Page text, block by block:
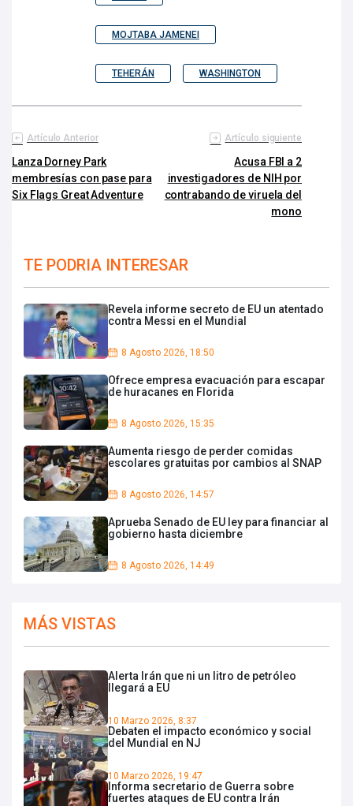
MOJTABA JAMENEI
TEHERÁN WASHINGTON
Artículo Anterior
Lanza Dorney Park
membresías con pase para
Six Flags Great Adventure
Artículo siguiente
Acusa FBI a 2
investigadores de NIH por
contrabando de viruela del
mono
TE PODRIA INTERESAR
Revela informe secreto de EU un atentado
contra Messi en el Mundial
8 Agosto 2026, 18:50
Ofrece empresa evacuación para escapar
de huracanes en Florida
8 Agosto 2026, 15:35
Aumenta riesgo de perder comidas
escolares gratuitas por cambios al SNAP
8 Agosto 2026, 14:57
Aprueba Senado de EU ley para financiar al
gobierno hasta diciembre
8 Agosto 2026, 14:49
MÁS VISTAS
Alerta Irán que ni un litro de petróleo
llegará a EU
10 Marzo 2026, 8:37
Debaten el impacto económico y social
del Mundial en NJ
10 Marzo 2026, 19:47
Informa secretario de Guerra sobre
fuertes ataques de EU contra Irán